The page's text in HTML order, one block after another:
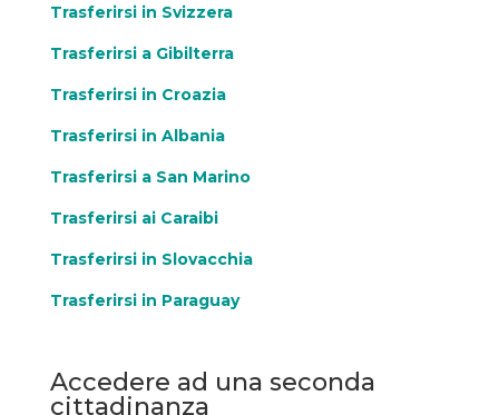
Trasferirsi in Svizzera
Trasferirsi a Gibilterra
Trasferirsi in Croazia
Trasferirsi in Albania
Trasferirsi a San Marino
Trasferirsi ai Caraibi
Trasferirsi in Slovacchia
Trasferirsi in Paraguay
Accedere ad una seconda
cittadinanza